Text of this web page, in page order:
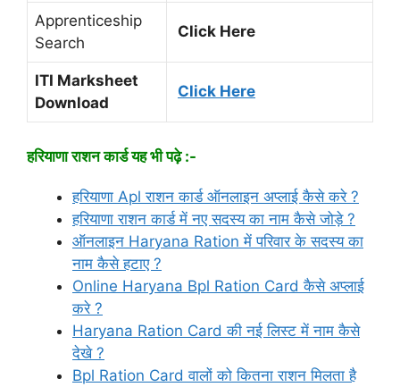
Apprenticeship
Search
Click Here
ITI Marksheet
Download
Click Here
हरियाणा राशन कार्ड यह भी पढ़े :-
हरियाणा Apl राशन कार्ड ऑनलाइन अप्लाई कैसे करे ?
हरियाणा राशन कार्ड में नए सदस्य का नाम कैसे जोड़े ?
ऑनलाइन Haryana Ration में परिवार के सदस्य का
नाम कैसे हटाए ?
Online Haryana Bpl Ration Card कैसे अप्लाई
करे ?
Haryana Ration Card की नई लिस्ट में नाम कैसे
देखे ?
Bpl Ration Card वालों को कितना राशन मिलता है